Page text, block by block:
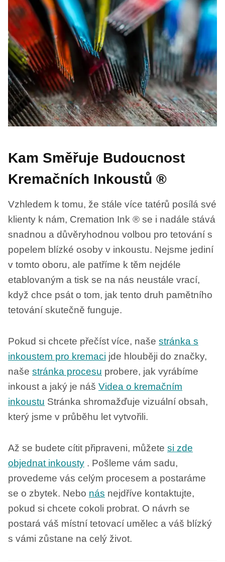
Kam Směřuje Budoucnost
Kremačních Inkoustů ®
Vzhledem k tomu, že stále více tatérů posílá své
klienty k nám, Cremation Ink ® se i nadále stává
snadnou a důvěryhodnou volbou pro tetování s
popelem blízké osoby v inkoustu. Nejsme jediní
v tomto oboru, ale patříme k těm nejdéle
etablovaným a tisk se na nás neustále vrací,
když chce psát o tom, jak tento druh pamětního
tetování skutečně funguje.
Pokud si chcete přečíst více, naše stránka s
inkoustem pro kremaci jde hlouběji do značky,
naše stránka procesu probere, jak vyrábíme
inkoust a jaký je náš Videa o kremačním
inkoustu Stránka shromažďuje vizuální obsah,
který jsme v průběhu let vytvořili.
Až se budete cítit připraveni, můžete si zde
objednat inkousty . Pošleme vám sadu,
provedeme vás celým procesem a postaráme
se o zbytek. Nebo nás nejdříve kontaktujte,
pokud si chcete cokoli probrat. O návrh se
postará váš místní tetovací umělec a váš blízký
s vámi zůstane na celý život.